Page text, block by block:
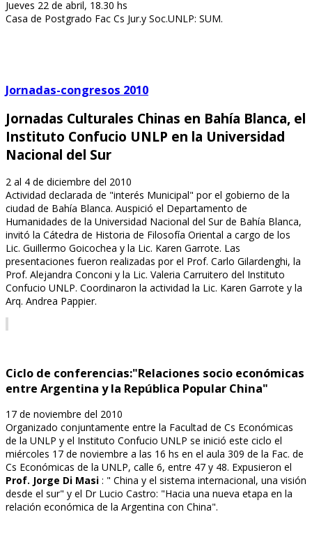
Jueves 22 de abril, 18.30 hs
Casa de Postgrado Fac Cs Jur.y Soc.UNLP: SUM.
Jornadas-congresos 2010
Jornadas Culturales Chinas en Bahía Blanca, el
Instituto Confucio UNLP en la Universidad
Nacional del Sur
2 al 4 de diciembre del 2010
Actividad declarada de "interés Municipal" por el gobierno de la
ciudad de Bahía Blanca. Auspició el Departamento de
Humanidades de la Universidad Nacional del Sur de Bahía Blanca,
invitó la Cátedra de Historia de Filosofía Oriental a cargo de los
Lic. Guillermo Goicochea y la Lic. Karen Garrote. Las
presentaciones fueron realizadas por el Prof. Carlo Gilardenghi, la
Prof. Alejandra Conconi y la Lic. Valeria Carruitero del Instituto
Confucio UNLP. Coordinaron la actividad la Lic. Karen Garrote y la
Arq. Andrea Pappier.
Ciclo de conferencias:"Relaciones socio económicas
entre Argentina y la República Popular China"
17 de noviembre del 2010
Organizado conjuntamente entre la Facultad de Cs Económicas
de la UNLP y el Instituto Confucio UNLP se inició este ciclo el
miércoles 17 de noviembre a las 16 hs en el aula 309 de la Fac. de
Cs Económicas de la UNLP, calle 6, entre 47 y 48. Expusieron el
Prof. Jorge Di Masi : " China y el sistema internacional, una visión
desde el sur" y el Dr Lucio Castro: "Hacia una nueva etapa en la
relación económica de la Argentina con China".